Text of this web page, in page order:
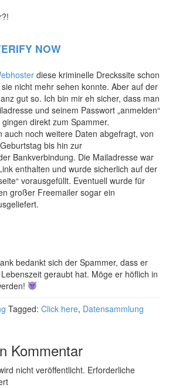
NOW
diese kriminelle Dreckssite schon
nicht mehr sehen konnte. Aber auf der
gut so. Ich bin mir eh sicher, dass man
und seinem Passwort „anmelden“
direkt zum Spammer.
auch noch weitere Daten abgefragt, von
bis hin zur
Bankverbindung. Die Mailadresse war
enthalten und wurde sicherlich auf der
vorausgefüllt. Eventuell wurde für
großer Freemailer sogar ein
bedankt sich der Spammer, dass er
geraubt hat. Möge er höflich in
Tagged: Click here, Datensammlung
Kommentar
nicht veröffentlicht. Erforderliche